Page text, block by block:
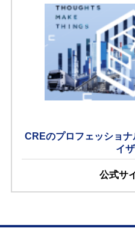
CREのプロフェッショ
イ
公式サ